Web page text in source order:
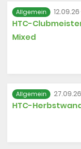
Allgemein
HTC-
Mixed
Allgemein 27.09.26
HTC-